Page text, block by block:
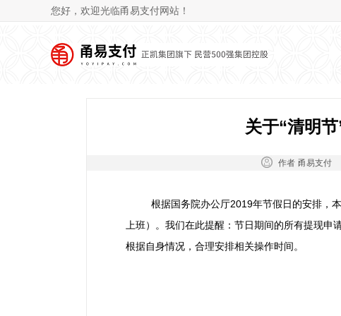
您好，欢迎光临甬易支付网站！
关于“清明
作者：甬易支付
根据国务院办公厅2019年节假日的安排，
上班）。我们在此提醒：节日期间的所有提现
根据自身情况，合理安排相关操作时间。